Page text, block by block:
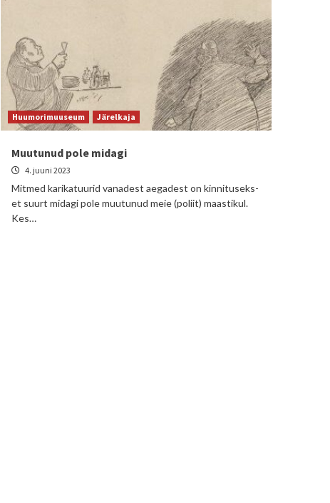
Huumorimuuseum Järelkaja
Muutunud pole midagi
4. juuni 2023
Mitmed karikatuurid vanadest aegadest on kinnituseks-
et suurt midagi pole muutunud meie (poliit) maastikul.
Kes…